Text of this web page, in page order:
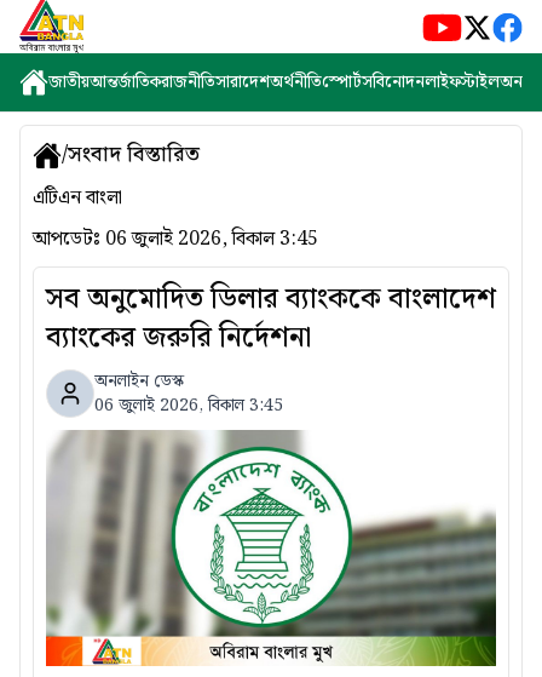
জাতীয়আন্তর্জাতিকরাজনীতিসারাদেশঅর্থনীতিস্পোর্টসবিনোদনলাইফস্টাইল
/সংবাদ বিস্তারিত
এটিএন বাংলা
আপডেটঃ 06 জুলাই 2026, বিকাল 3:45
সব অনুমোদিত ডিলার ব্যাংককে বাংলাদেশ
ব্যাংকের জরুরি নির্দেশনা
অনলাইন ডেস্ক
06 জুলাই 2026, বিকাল 3:45